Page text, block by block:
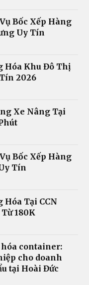
Bốc Xếp Hàng
Uy Tín
Hóa Khu Đô Thị
2026
Xe Nâng Tại
Bốc Xếp Hàng
Tín
Hóa Tại CCN
180K
container:
cho doanh
tại Hoài Đức